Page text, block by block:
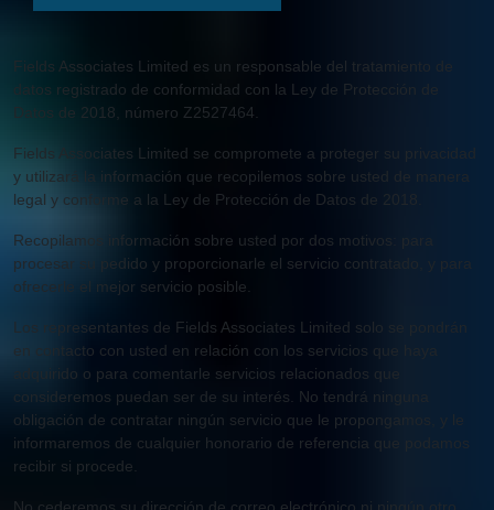
Fields Associates Limited es un responsable del tratamiento de
datos registrado de conformidad con la Ley de Protección de
Datos de 2018, número Z2527464.
Fields Associates Limited se compromete a proteger su privacidad
y utilizará la información que recopilemos sobre usted de manera
legal y conforme a la Ley de Protección de Datos de 2018.
Recopilamos información sobre usted por dos motivos: para
procesar su pedido y proporcionarle el servicio contratado, y para
ofrecerle el mejor servicio posible.
Los representantes de Fields Associates Limited solo se pondrán
en contacto con usted en relación con los servicios que haya
adquirido o para comentarle servicios relacionados que
consideremos puedan ser de su interés. No tendrá ninguna
obligación de contratar ningún servicio que le propongamos, y le
informaremos de cualquier honorario de referencia que podamos
recibir si procede.